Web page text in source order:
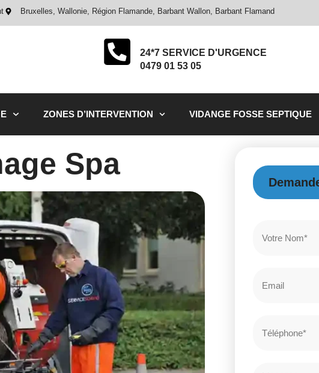
Bruxelles, Wallonie, Région Flamande, Barbant Wallon, Barbant Flamand
24*7 SERVICE D'URGENCE
0479 01 53 05
ZONES D’INTERVENTION VIDANGE FOSSE SEPTIQUE
Spa